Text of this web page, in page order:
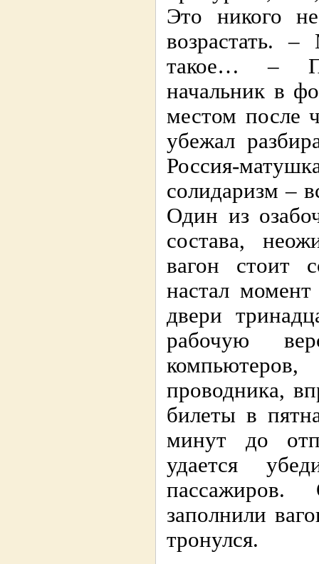
Это никого
возрастать.
такое… –
начальник в
местом после
убежал
Россия-
солидаризм –
Один из
состава,
вагон стоит
настал
двери
рабочую
проводника,
билеты в
минут до
удается
пассажиров.
заполнили
тронулся.